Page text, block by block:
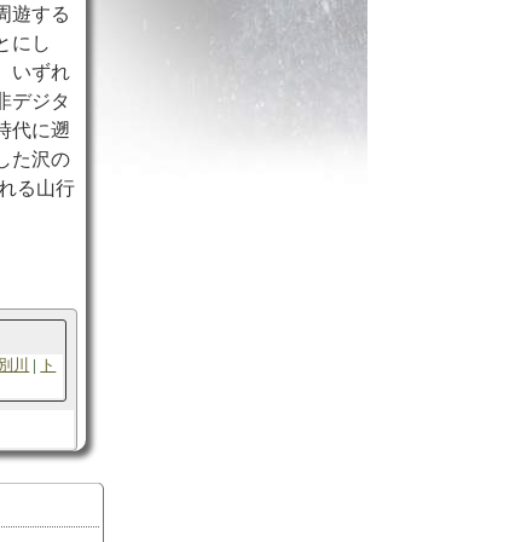
遊する
にし
いずれ
デジタ
代に遡
た沢の
る山行
川
ト